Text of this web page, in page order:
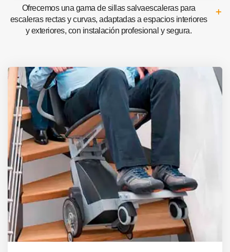
Ofrecemos una gama de sillas salvaescaleras para
escaleras rectas y curvas, adaptadas a espacios interiores
y exteriores, con instalación profesional y segura.